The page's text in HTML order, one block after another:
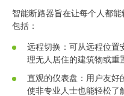
智能断路器旨在让每个人都
包括：
远程切换： 可从远程位置
理无人居住的建筑物或重
直观的仪表盘： 用户友好
使非专业人士也能轻松了